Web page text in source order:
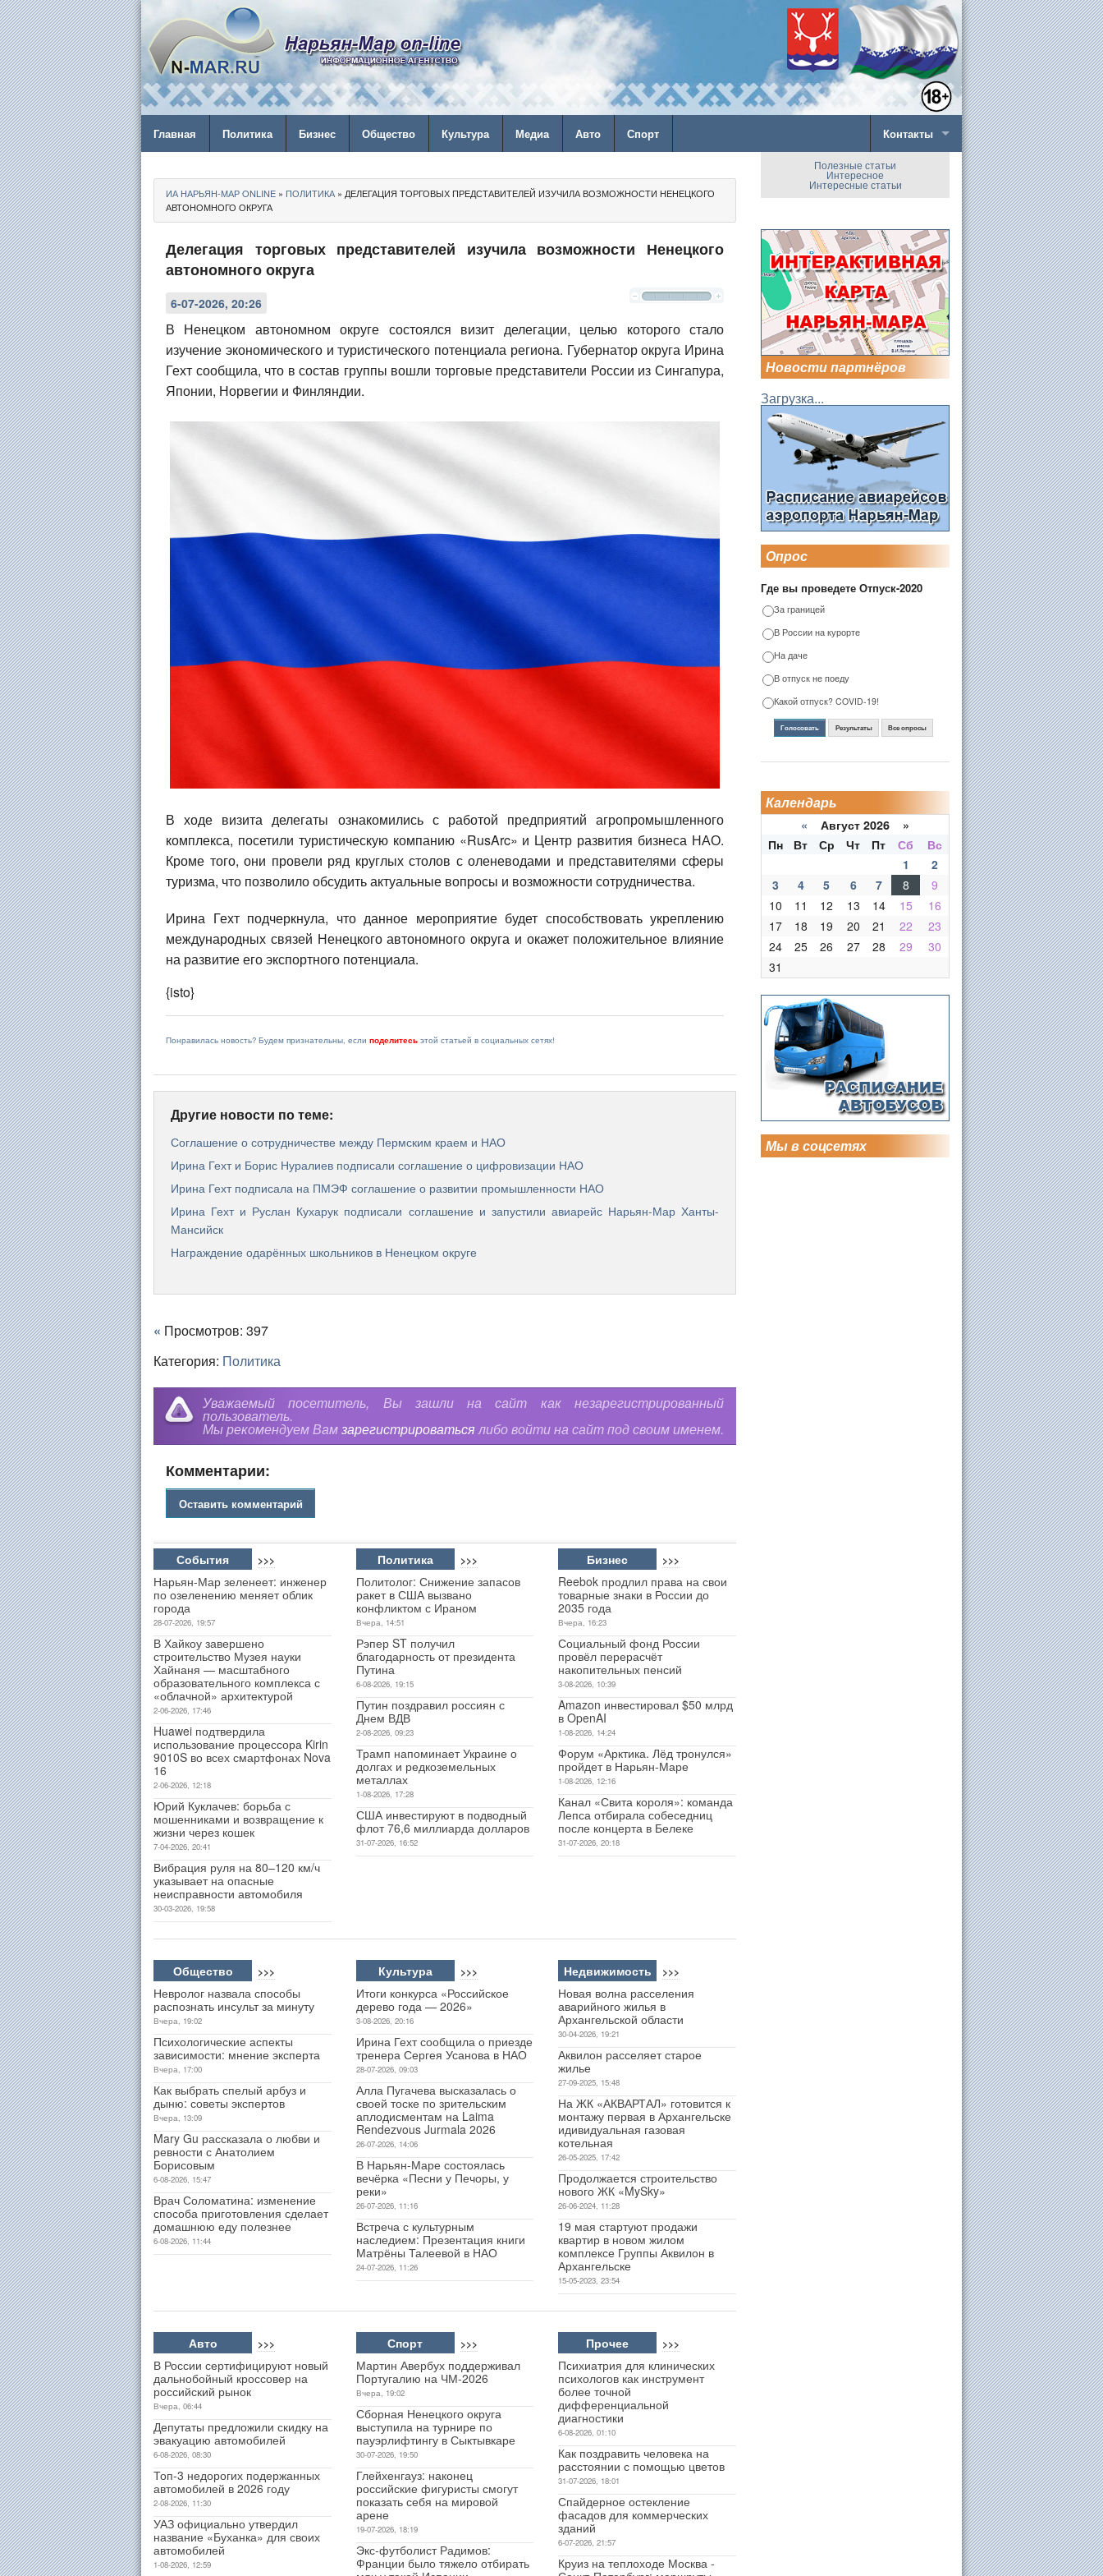
Главная Политика Бизнес Общество Культура Медиа Авто Спорт Контакты
ИА НАРЬЯН-МАР ONLINE » ПОЛИТИКА » ДЕЛЕГАЦИЯ ТОРГОВЫХ ПРЕДСТАВИТЕЛЕЙ ИЗУЧИЛА ВОЗМОЖНОСТИ НЕНЕЦКОГО
АВТОНОМНОГО ОКРУГА
Делегация торговых представителей изучила возможности Ненецкого
автономного округа
6-07-2026, 20:26
В Ненецком автономном округе состоялся визит делегации, целью которого стало
изучение экономического и туристического потенциала региона. Губернатор округа Ирина
Гехт сообщила, что в состав группы вошли торговые представители России из Сингапура,
Японии, Норвегии и Финляндии.
В ходе визита делегаты ознакомились с работой предприятий агропромышленного
комплекса, посетили туристическую компанию «RusArc» и Центр развития бизнеса НАО.
Кроме того, они провели ряд круглых столов с оленеводами и представителями сферы
туризма, что позволило обсудить актуальные вопросы и возможности сотрудничества.
Ирина Гехт подчеркнула, что данное мероприятие будет способствовать укреплению
международных связей Ненецкого автономного округа и окажет положительное влияние
на развитие его экспортного потенциала.
{isto}
Понравилась новость? Будем признательны, если поделитесь этой статьей в социальных сетях!
Другие новости по теме:
Соглашение о сотрудничестве между Пермским краем и НАО
Ирина Гехт и Борис Нуралиев подписали соглашение о цифровизации НАО
Ирина Гехт подписала на ПМЭФ соглашение о развитии промышленности НАО
Ирина Гехт и Руслан Кухарук подписали соглашение и запустили авиарейс Нарьян-Мар Ханты-
Мансийск
Награждение одарённых школьников в Ненецком округе
« Просмотров: 397
Категория: Политика
Уважаемый посетитель, Вы зашли на сайт как незарегистрированный
пользователь.
Мы рекомендуем Вамзарегистрироватьсялибо войти на сайт под своим именем.
Комментарии:
Оставить комментарий
События >>>
Нарьян-Мар зеленеет: инженер
по озеленению меняет облик
города
28-07-2026, 19:57
В Хайкоу завершено
строительство Музея науки
Хайнаня — масштабного
образовательного комплекса с
«облачной» архитектурой
2-06-2026, 17:46
Huawei подтвердила
использование процессора Kirin
9010S во всех смартфонах Nova
16
2-06-2026, 12:18
Юрий Куклачев: борьба с
мошенниками и возвращение к
жизни через кошек
7-04-2026, 20:41
Вибрация руля на 80–120 км/ч
указывает на опасные
неисправности автомобиля
30-03-2026, 19:58
Политика >>>
Политолог: Снижение запасов
ракет в США вызвано
конфликтом с Ираном
Вчера, 14:51
Рэпер ST получил
благодарность от президента
Путина
6-08-2026, 19:15
Путин поздравил россиян с
Днем ВДВ
2-08-2026, 09:23
Трамп напоминает Украине о
долгах и редкоземельных
металлах
1-08-2026, 17:28
США инвестируют в подводный
флот 76,6 миллиарда долларов
31-07-2026, 16:52
Бизнес >>>
Reebok продлил права на свои
товарные знаки в России до
2035 года
Вчера, 16:23
Социальный фонд России
провёл перерасчёт
накопительных пенсий
3-08-2026, 10:39
Amazon инвестировал $50 млрд
в OpenAI
1-08-2026, 14:24
Форум «Арктика. Лёд тронулся»
пройдет в Нарьян-Маре
1-08-2026, 12:16
Канал «Свита короля»: команда
Лепса отбирала собеседниц
после концерта в Белеке
31-07-2026, 20:18
Общество >>>
Невролог назвала способы
распознать инсульт за минуту
Вчера, 19:02
Психологические аспекты
зависимости: мнение эксперта
Вчера, 17:00
Как выбрать спелый арбуз и
дыню: советы экспертов
Вчера, 13:09
Mary Gu рассказала о любви и
ревности с Анатолием
Борисовым
6-08-2026, 15:47
Врач Соломатина: изменение
способа приготовления сделает
домашнюю еду полезнее
6-08-2026, 11:44
Культура >>>
Итоги конкурса «Российское
дерево года — 2026»
3-08-2026, 20:16
Ирина Гехт сообщила о приезде
тренера Сергея Усанова в НАО
28-07-2026, 09:03
Алла Пугачева высказалась о
своей тоске по зрительским
аплодисментам на Laima
Rendezvous Jurmala 2026
26-07-2026, 14:06
В Нарьян-Маре состоялась
вечёрка «Песни у Печоры, у
реки»
26-07-2026, 11:16
Встреча с культурным
наследием: Презентация книги
Матрёны Талеевой в НАО
24-07-2026, 11:26
Недвижимость >>>
Новая волна расселения
аварийного жилья в
Архангельской области
30-04-2026, 19:21
Аквилон расселяет старое
жилье
27-09-2025, 15:48
На ЖК «АКВАРТАЛ» готовится к
монтажу первая в Архангельске
идивидуальная газовая
котельная
26-05-2025, 17:42
Продолжается строительство
нового ЖК «MySky»
26-06-2024, 11:28
19 мая стартуют продажи
квартир в новом жилом
комплексе Группы Аквилон в
Архангельске
15-05-2023, 23:54
Авто >>>
В России сертифицируют новый
дальнобойный кроссовер на
российский рынок
Вчера, 06:44
Депутаты предложили скидку на
эвакуацию автомобилей
6-08-2026, 08:30
Топ-3 недорогих подержанных
автомобилей в 2026 году
2-08-2026, 11:30
УАЗ официально утвердил
название «Буханка» для своих
автомобилей
1-08-2026, 12:59
Спорт >>>
Мартин Авербух поддерживал
Португалию на ЧМ-2026
Вчера, 19:02
Сборная Ненецкого округа
выступила на турнире по
пауэрлифтингу в Сыктывкаре
30-07-2026, 19:50
Глейхенгауз: наконец
российские фигуристы смогут
показать себя на мировой
арене
19-07-2026, 18:19
Экс-футболист Радимов:
Франции было тяжело отбирать
Прочее >>>
Психиатрия для клинических
психологов как инструмент
более точной
дифференциальной
диагностики
6-08-2026, 01:10
Как поздравить человека на
расстоянии с помощью цветов
31-07-2026, 18:01
Спайдерное остекление
фасадов для коммерческих
зданий
6-07-2026, 21:57
Круиз на теплоходе Москва -
Полезные статьи
Интересное
Интересные статьи
Новости партнёров
Загрузка...
Опрос
Где вы проведете Отпуск-2020
За границей
В России на курорте
На даче
В отпуск не поеду
Какой отпуск? COVID-19!
Голосовать Результаты Все опросы
Календарь
« Август 2026 »
Пн
Вт Ср Чт Пт Сб
Вс
1
2
3
4 5 6 7 8
9
10
11 12 13 14 15
16
17
18 19 20 21 22
23
24
25 26 27 28 29
30
31
Мы в соцсетях